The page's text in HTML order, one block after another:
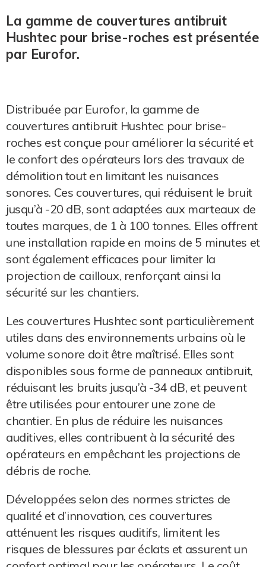
La gamme de couvertures antibruit
Hushtec pour brise-roches est présentée
par Eurofor.
Distribuée par Eurofor, la gamme de
couvertures antibruit Hushtec pour brise-
roches est conçue pour améliorer la sécurité et
le confort des opérateurs lors des travaux de
démolition tout en limitant les nuisances
sonores. Ces couvertures, qui réduisent le bruit
jusqu’à -20 dB, sont adaptées aux marteaux de
toutes marques, de 1 à 100 tonnes. Elles offrent
une installation rapide en moins de 5 minutes et
sont également efficaces pour limiter la
projection de cailloux, renforçant ainsi la
sécurité sur les chantiers.
Les couvertures Hushtec sont particulièrement
utiles dans des environnements urbains où le
volume sonore doit être maîtrisé. Elles sont
disponibles sous forme de panneaux antibruit,
réduisant les bruits jusqu’à -34 dB, et peuvent
être utilisées pour entourer une zone de
chantier. En plus de réduire les nuisances
auditives, elles contribuent à la sécurité des
opérateurs en empêchant les projections de
débris de roche.
Développées selon des normes strictes de
qualité et d’innovation, ces couvertures
atténuent les risques auditifs, limitent les
risques de blessures par éclats et assurent un